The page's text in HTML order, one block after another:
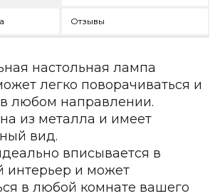
и комплектация по вашему
Отзывы
настольная лампа
легко поворачиваться и
любом направлении.
из металла и имеет
вид.
вписывается в
интерьер и может
в любой комнате вашего